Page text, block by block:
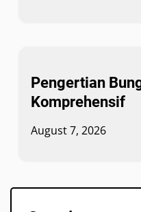
Pengertian
Komprehensif
August 7, 2026